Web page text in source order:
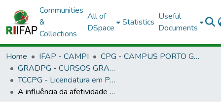
Communities
&
Collections
All of
DSpace
Statistics
Useful
Documents
Home IFAP - CAMPI
CPG - CAMPUS PORTO GRANDE
GRADPG - CURSOS GRADUAÇÃO - CAMPUS PORTO GRANDE
TCCPG - Licenciatura em Pedagogia - EAD
A influência da afetividade no processo de aprendizagem a partir dos estudos de Chalita nas escolas de Ferreira Gomes